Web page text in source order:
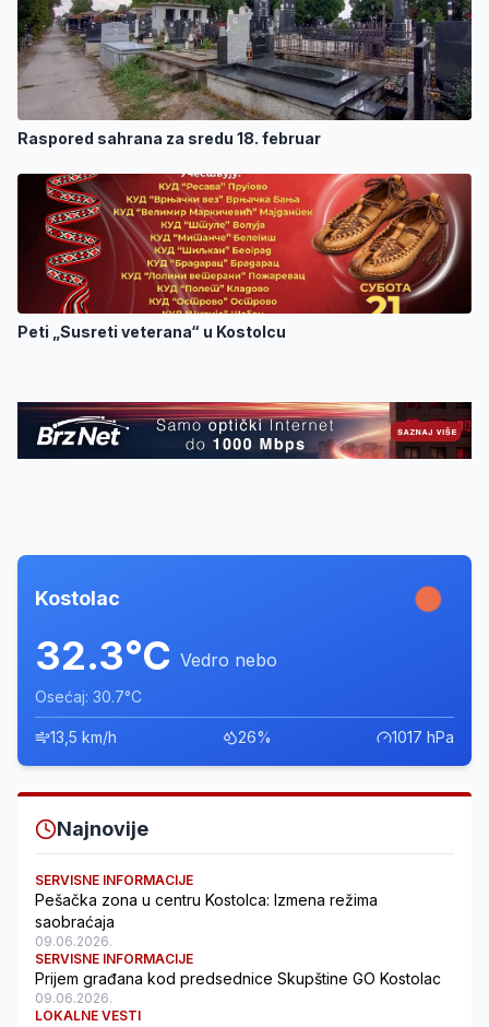
Raspored sahrana za sredu 18. februar
Peti „Susreti veterana“ u Kostolcu
Kostolac
32.3°C Vedro nebo
Osećaj: 30.7°C
13,5 km/h 26% 1017 hPa
Najnovije
SERVISNE INFORMACIJE
Pešačka zona u centru Kostolca: Izmena režima
saobraćaja
09.06.2026.
SERVISNE INFORMACIJE
Prijem građana kod predsednice Skupštine GO Kostolac
09.06.2026.
LOKALNE VESTI